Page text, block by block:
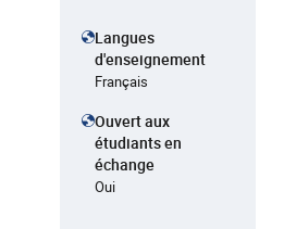
Langues
d'enseignement
Français
Ouvert aux
étudiants en
échange
Oui